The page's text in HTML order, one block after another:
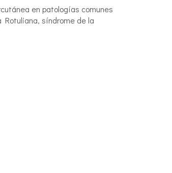
en patologías comunes
síndrome de la